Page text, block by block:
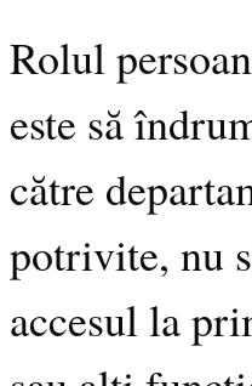
Rolul
este să
către
potrivite, nu
accesul la